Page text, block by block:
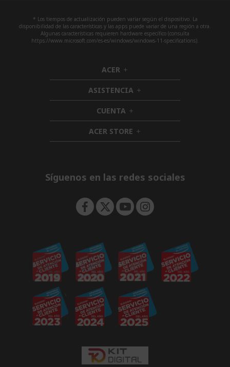
* Los tiempos de actualización pueden variar según el dispositivo. La
disponibilidad de las características y las apps puede variar de una región a otra.
Algunas características requieren hardware específico (consulta
https://www.microsoft.com/es-es/windows/windows-11-specifications).
ACER h
i
d
d
e
n
ASISTENCIA h
i
d
e
n
CUENTA h
i
d
d
ACER STORE h
i
e
Síguenos en las redes sociales